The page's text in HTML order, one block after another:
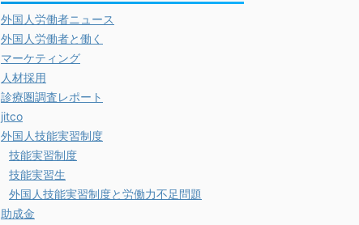
外国人労働者ニュース
外国人労働者と働く
マーケティング
人材採用
診療圏調査レポート
jitco
外国人技能実習制度
技能実習制度
技能実習生
外国人技能実習制度と労働力不足問題
助成金